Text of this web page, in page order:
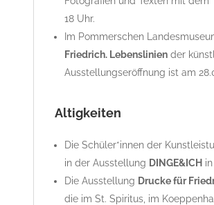
18 Uhr.
Im Pommerschen
Friedrich. Lebensliniender
Ausstellungseröffnung ist am
Altigkeiten
Die Schüler*innen der
in der Ausstellung DINGE&ICH
Die Ausstellung Drucke für
die im St. Spiritus, im